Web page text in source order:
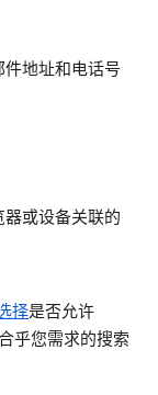
地址和电话号
或设备关联的
择是否允许
乎您需求的搜索